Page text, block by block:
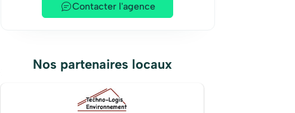
Contacter l'agence
Nos partenaires locaux